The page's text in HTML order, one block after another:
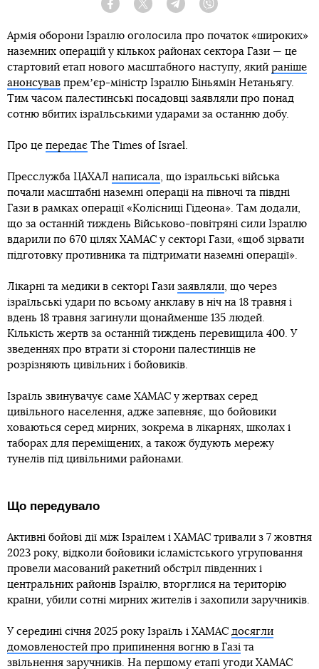
Facebook Twitter Telegram
Армія оборони Ізраїлю оголосила про початок «широких»
наземних операцій у кількох районах сектора Гази — це
стартовий етап нового масштабного наступу, який раніше
анонсував премʼєр-міністр Ізраїлю Біньямін Нетаньягу.
Тим часом палестинські посадовці заявляли про понад
сотню вбитих ізраїльськими ударами за останню добу.
Про це передає The Times of Israel.
Пресслужба ЦАХАЛ написала , що ізраїльські війська
почали масштабні наземні операції на півночі та півдні
Гази в рамках операції «Колісниці Гідеона». Там додали,
що за останній тиждень Військово-повітряні сили Ізраїлю
вдарили по 670 цілях ХАМАС у секторі Гази, «щоб зірвати
підготовку противника та підтримати наземні операції».
Лікарні та медики в секторі Гази заявляли , що через
ізраїльські удари по всьому анклаву в ніч на 18 травня і
вдень 18 травня загинули щонайменше 135 людей.
Кількість жертв за останній тиждень перевищила 400. У
зведеннях про втрати зі сторони палестинців не
розрізняють цивільних і бойовиків.
Ізраїль звинувачує саме ХАМАС у жертвах серед
цивільного населення, адже запевняє, що бойовики
ховаються серед мирних, зокрема в лікарнях, школах і
таборах для переміщених, а також будують мережу
тунелів під цивільними районами.
Що передувало
Активні бойові дії між Ізраїлем і ХАМАС тривали з 7 жовтня
2023 року, відколи бойовики ісламістського угруповання
провели масований ракетний обстріл південних і
центральних районів Ізраїлю, вторглися на територію
країни, убили сотні мирних жителів і захопили заручників.
У середині січня 2025 року Ізраїль і ХАМАС досягли
домовленостей про припинення вогню в Газі та
звільнення заручників. На першому етапі угоди ХАМАС